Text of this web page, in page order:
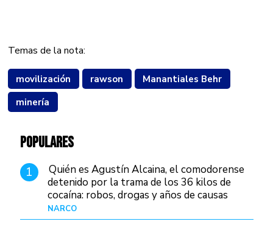
Temas de la nota:
movilización rawson
Manantiales Behr
minería
POPULARES
1
Quién es Agustín Alcaina, el comodorense
detenido por la trama de los 36 kilos de
cocaína: robos, drogas y años de causas
judiciales
NARCO